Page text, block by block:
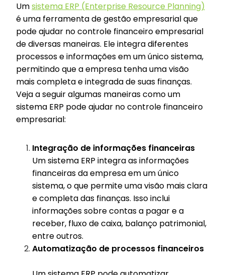
Umsistema ERP (Enterprise Resource Planning)
é uma ferramenta de gestão empresarial que
pode ajudar no controle financeiro empresarial
de diversas maneiras. Ele integra diferentes
processos e informações em um único sistema,
permitindo que a empresa tenha uma visão
mais completa e integrada de suas finanças.
Veja a seguir algumas maneiras como um
sistema ERP pode ajudar no controle financeiro
empresarial:
Integração de informações financeiras
Um sistema ERP integra as informações
financeiras da empresa em um único
sistema, o que permite uma visão mais clara
e completa das finanças. Isso inclui
informações sobre contas a pagar e a
receber, fluxo de caixa, balanço patrimonial,
entre outros.
Automatização de processos financeiros